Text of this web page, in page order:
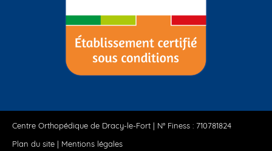
Centre Orthopédique de Dracy-le-Fort | N° Finess : 710781824
Plan du site | Mentions légales